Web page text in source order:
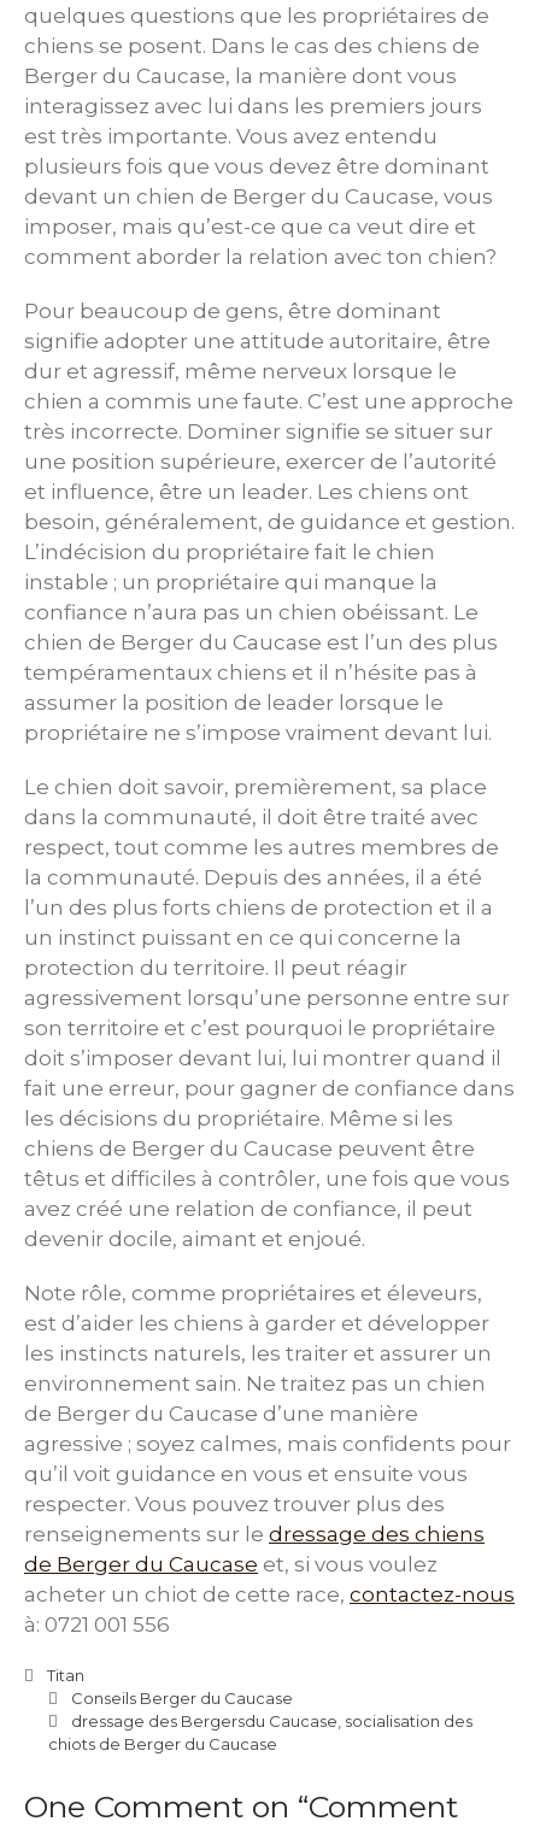
quelques questions que les propriétaires de
chiens se posent. Dans le cas des chiens de
Berger du Caucase, la manière dont vous
interagissez avec lui dans les premiers jours
est très importante. Vous avez entendu
plusieurs fois que vous devez être dominant
devant un chien de Berger du Caucase, vous
imposer, mais qu’est-ce que ca veut dire et
comment aborder la relation avec ton chien?
Pour beaucoup de gens, être dominant
signifie adopter une attitude autoritaire, être
dur et agressif, même nerveux lorsque le
chien a commis une faute. C’est une approche
très incorrecte. Dominer signifie se situer sur
une position supérieure, exercer de l’autorité
et influence, être un leader. Les chiens ont
besoin, généralement, de guidance et gestion.
L’indécision du propriétaire fait le chien
instable ; un propriétaire qui manque la
confiance n’aura pas un chien obéissant. Le
chien de Berger du Caucase est l’un des plus
tempéramentaux chiens et il n’hésite pas à
assumer la position de leader lorsque le
propriétaire ne s’impose vraiment devant lui.
Le chien doit savoir, premièrement, sa place
dans la communauté, il doit être traité avec
respect, tout comme les autres membres de
la communauté. Depuis des années, il a été
l’un des plus forts chiens de protection et il a
un instinct puissant en ce qui concerne la
protection du territoire. Il peut réagir
agressivement lorsqu’une personne entre sur
son territoire et c’est pourquoi le propriétaire
doit s’imposer devant lui, lui montrer quand il
fait une erreur, pour gagner de confiance dans
les décisions du propriétaire. Même si les
chiens de Berger du Caucase peuvent être
têtus et difficiles à contrôler, une fois que vous
avez créé une relation de confiance, il peut
devenir docile, aimant et enjoué.
Note rôle, comme propriétaires et éleveurs,
est d’aider les chiens à garder et développer
les instincts naturels, les traiter et assurer un
environnement sain. Ne traitez pas un chien
de Berger du Caucase d’une manière
agressive ; soyez calmes, mais confidents pour
qu’il voit guidance en vous et ensuite vous
respecter. Vous pouvez trouver plus des
renseignements sur le dressage des chiens
de Berger du Caucase et, si vous voulez
acheter un chiot de cette race, contactez-nous
à: 0721 001 556
Titan
Conseils Berger du Caucase
dressage des Bergersdu Caucase socialisation des
chiots de Berger du Caucase
One Comment on “Comment